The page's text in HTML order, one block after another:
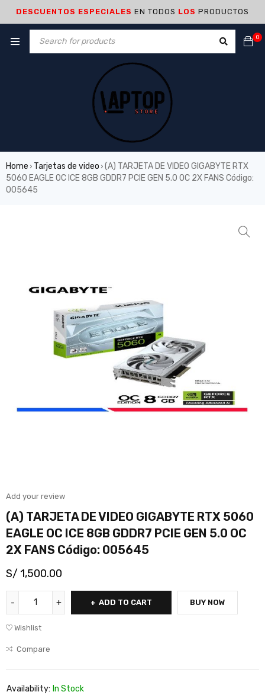
DESCUENTOS ESPECIALES EN TODOS LOS PRODUCTOS
0
Home › Tarjetas de video › (A) TARJETA DE VIDEO GIGABYTE RTX
5060 EAGLE OC ICE 8GB GDDR7 PCIE GEN 5.0 OC 2X FANS Código:
005645
Add your review
(A) TARJETA DE VIDEO GIGABYTE RTX 5060
EAGLE OC ICE 8GB GDDR7 PCIE GEN 5.0 OC
2X FANS Código: 005645
S/ 1,500.00
ADD TO CART BUY NOW
Wishlist
Compare
Availability: In Stock